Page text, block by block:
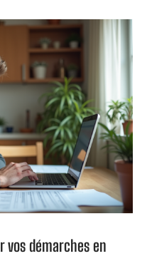
vos démarches en